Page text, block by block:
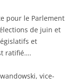
pour le Parlement
de juin et
et
ratifié….
vice-